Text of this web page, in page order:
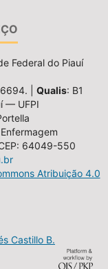
Federal do Piauí
| Qualis: B1
— UFPI
64049-550
Atribuição 4.0
Castillo B.